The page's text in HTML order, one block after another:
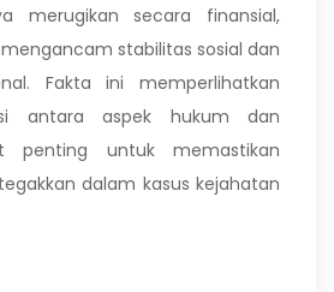
merugikan secara finansial,
stabilitas sosial dan
Fakta ini memperlihatkan
antara aspek hukum dan
penting untuk memastikan
dalam kasus kejahatan